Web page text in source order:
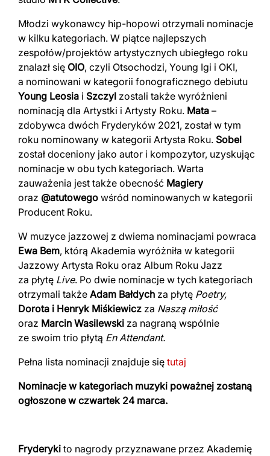
Młodzi wykonawcy hip-hopowi otrzymali nominacje
w kilku kategoriach. W piątce najlepszych
zespołów/projektów artystycznych ubiegłego roku
znalazł się OIO, czyli Otsochodzi, Young Igi i OKI,
a nominowani w kategorii fonograficznego debiutu
Young Leosia i Szczyl zostali także wyróżnieni
nominacją dla Artystki i Artysty Roku. Mata –
zdobywca dwóch Fryderyków 2021, został w tym
roku nominowany w kategorii Artysta Roku. Sobel
został doceniony jako autor i kompozytor, uzyskując
nominacje w obu tych kategoriach. Warta
zauważenia jest także obecność Magiery
oraz @atutowego wśród nominowanych w kategorii
Producent Roku.
W muzyce jazzowej z dwiema nominacjami powraca
Ewa Bem, którą Akademia wyróżniła w kategorii
Jazzowy Artysta Roku oraz Album Roku Jazz
za płytę Live. Po dwie nominacje w tych kategoriach
otrzymali także Adam Bałdych za płytę Poetry,
Dorota i Henryk Miśkiewicz za Naszą miłość
oraz Marcin Wasilewski za nagraną wspólnie
ze swoim trio płytą En Attendant.
Pełna lista nominacji znajduje się tutaj
Nominacje w kategoriach muzyki poważnej zostaną
ogłoszone w czwartek 24 marca.
Fryderyki to nagrody przyznawane przez Akademię